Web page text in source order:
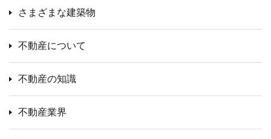
さまざまな建築物
不動産について
不動産の知識
不動産業界